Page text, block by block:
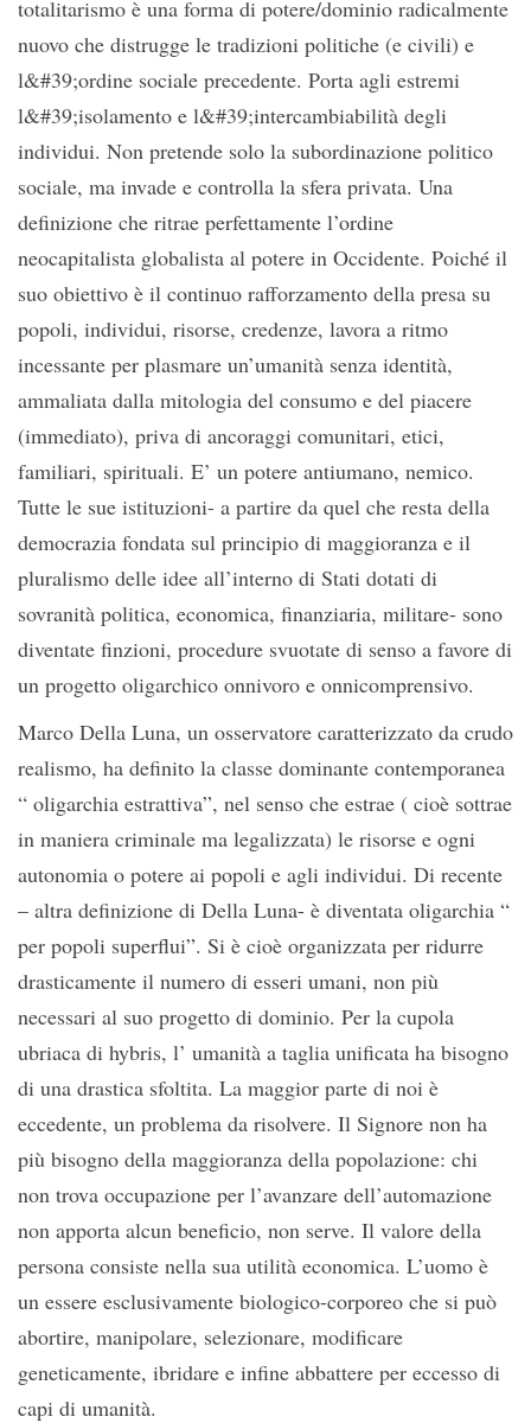
totalitarismo è una forma di potere/dominio radicalmente
nuovo che distrugge le tradizioni politiche (e civili) e
l&#39;ordine sociale precedente. Porta agli estremi
l&#39;isolamento e l&#39;intercambiabilità degli
individui. Non pretende solo la subordinazione politico
sociale, ma invade e controlla la sfera privata. Una
definizione che ritrae perfettamente l’ordine
neocapitalista globalista al potere in Occidente. Poiché il
suo obiettivo è il continuo rafforzamento della presa su
popoli, individui, risorse, credenze, lavora a ritmo
incessante per plasmare un’umanità senza identità,
ammaliata dalla mitologia del consumo e del piacere
(immediato), priva di ancoraggi comunitari, etici,
familiari, spirituali. E’ un potere antiumano, nemico.
Tutte le sue istituzioni- a partire da quel che resta della
democrazia fondata sul principio di maggioranza e il
pluralismo delle idee all’interno di Stati dotati di
sovranità politica, economica, finanziaria, militare- sono
diventate finzioni, procedure svuotate di senso a favore di
un progetto oligarchico onnivoro e onnicomprensivo.
Marco Della Luna, un osservatore caratterizzato da crudo
realismo, ha definito la classe dominante contemporanea
“ oligarchia estrattiva”, nel senso che estrae ( cioè sottrae
in maniera criminale ma legalizzata) le risorse e ogni
autonomia o potere ai popoli e agli individui. Di recente
– altra definizione di Della Luna- è diventata oligarchia “
per popoli superflui”. Si è cioè organizzata per ridurre
drasticamente il numero di esseri umani, non più
necessari al suo progetto di dominio. Per la cupola
ubriaca di hybris, l’ umanità a taglia unificata ha bisogno
di una drastica sfoltita. La maggior parte di noi è
eccedente, un problema da risolvere. Il Signore non ha
più bisogno della maggioranza della popolazione: chi
non trova occupazione per l’avanzare dell’automazione
non apporta alcun beneficio, non serve. Il valore della
persona consiste nella sua utilità economica. L’uomo è
un essere esclusivamente biologico-corporeo che si può
abortire, manipolare, selezionare, modificare
geneticamente, ibridare e infine abbattere per eccesso di
capi di umanità.